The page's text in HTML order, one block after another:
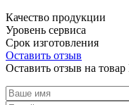
Качество продукции
Уровень сервиса
Срок изготовления
Оставить отзыв
Оставить отзыв на товар